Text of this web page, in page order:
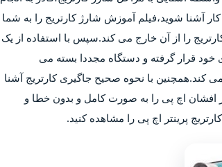
آشنا شوید،فیلم آموزش شارژ کارتریج را به شما
را از آن خارج می کند.سپس با استفاده از یک
قرار گرفته و دستگاه مجددا بسته می
با نحوه صحیح جاگیری کارتریج آشنا
افشان اچ پی را به صورت کامل و بدون خطا و
پرینتر اچ پی را مشاهده کنید.